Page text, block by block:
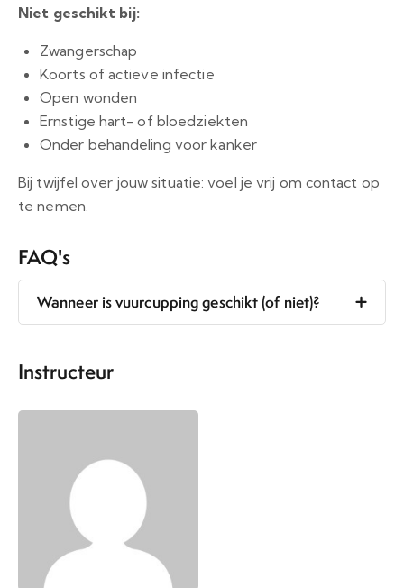
Niet geschikt bij:
Zwangerschap
Koorts of actieve infectie
Open wonden
Ernstige hart- of bloedziekten
Onder behandeling voor kanker
Bij twijfel over jouw situatie: voel je vrij om contact op
te nemen.
FAQ's
Wanneer is vuurcupping geschikt (of niet)?
Instructeur